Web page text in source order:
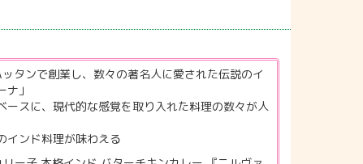
タンで創業し、数々の著名人に愛された伝説のイ
」
ースに、現代的な感覚を取り入れた料理の数々が人
インド料理が味わえる